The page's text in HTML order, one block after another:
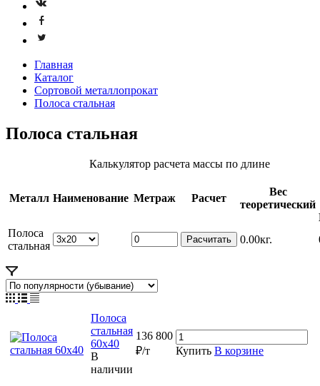
Главная
Каталог
Сортовой металлопрокат
Полоса стальная
Полоса стальная
Калькулятор расчета массы по длине
Металл Наименование Метраж Расчет
Вес
теоретический
Полоса
стальная
0.00кг.
Полоса
стальная
60х40
В
наличии
136 800
₽/т
Купить В корзине